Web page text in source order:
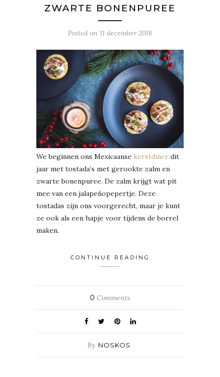
ZWARTE BONENPUREE
Posted on 11 december 2018
We beginnen ons Mexicaanse kerstdiner dit
jaar met tostada’s met gerookte zalm en
zwarte bonenpuree. De zalm krijgt wat pit
mee van een jalapeñopepertje. Deze
tostadas zijn ons voorgerecht, maar je kunt
ze ook als een hapje voor tijdens de borrel
maken.
CONTINUE READING
0 Comments
By NOSKOS